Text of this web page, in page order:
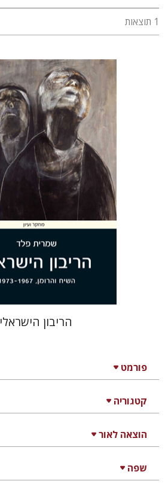
פורמט
קטגוריה
הוצאה לאור
שפה
1 תוצאות
שמרית פלד
הנחת אתר ספר מודפס
$32
$29
הריבון הישראלי